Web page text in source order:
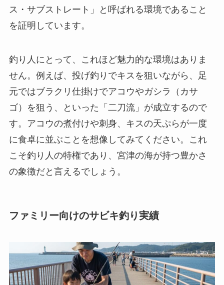
ス・サブストレート」と呼ばれる環境であること
を証明しています。
釣り人にとって、これほど魅力的な環境はありま
せん。例えば、投げ釣りでキスを狙いながら、足
元ではブラクリ仕掛けでアコウやガシラ（カサ
ゴ）を狙う、といった「二刀流」が成立するので
す。アコウの煮付けや刺身、キスの天ぷらが一度
に食卓に並ぶことを想像してみてください。これ
こそ釣り人の特権であり、宮津の海が持つ豊かさ
の象徴だと言えるでしょう。
ファミリー向けのサビキ釣り実績